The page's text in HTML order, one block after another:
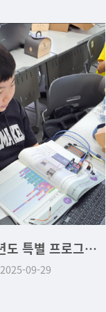
2026학년도 울산대학교 교육청 위탁과정 입학식
2026-06-17